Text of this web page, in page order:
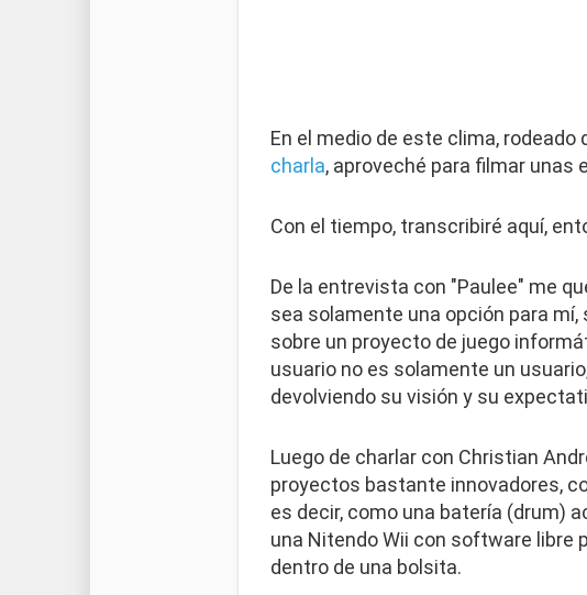
En el medio de este clima,
charla, aproveché para filmar unas
Con el tiempo, transcribiré aquí,
De la entrevista con "Paulee" me
sea solamente una opción para
sobre un proyecto de juego
usuario no es solamente un
devolviendo su visión y su
Luego de charlar con Christian
proyectos bastante innovadores,
es decir, como una batería (drum)
una Nitendo Wii con software libre
dentro de una bolsita.